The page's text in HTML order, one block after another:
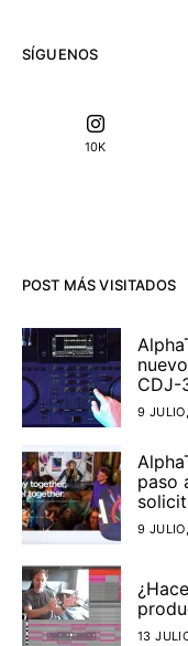
SÍGUENOS
10K
POST MÁS VISITADOS
CDJ-
9
paso
9
13